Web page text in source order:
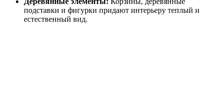
подставки и фигурки придают интерьеру теплый и
естественный вид.